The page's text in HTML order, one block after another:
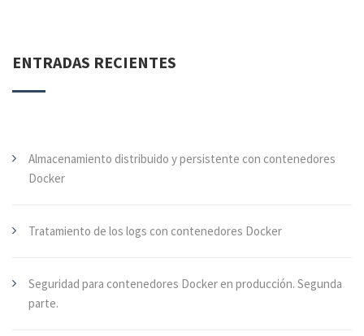
ENTRADAS RECIENTES
Almacenamiento distribuido y persistente con contenedores
Docker
Tratamiento de los logs con contenedores Docker
Seguridad para contenedores Docker en producción. Segunda
parte.